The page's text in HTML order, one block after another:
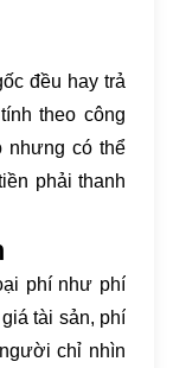
đều hay trả
theo công
nhưng có thể
phải thanh
phí như phí
tài sản, phí
chỉ nhìn